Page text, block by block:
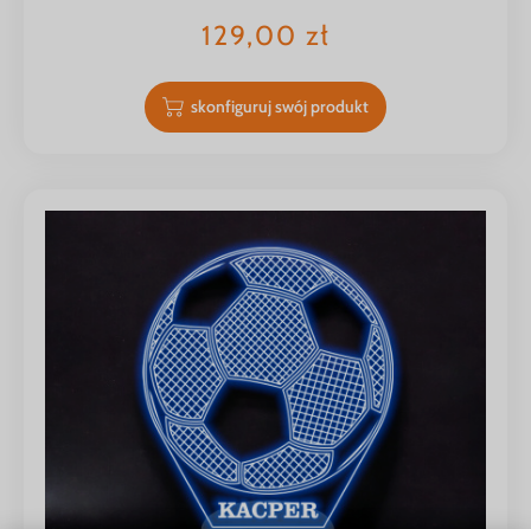
129,00 zł
skonfiguruj swój produkt